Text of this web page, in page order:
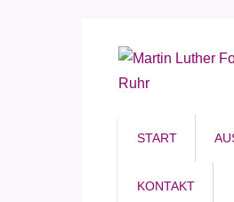
Martin
START
KONTAKT